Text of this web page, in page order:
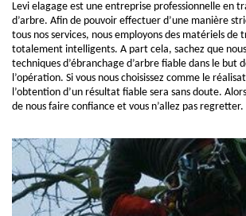
Levi elagage est une entreprise professionnelle en
d’arbre. Afin de pouvoir effectuer d’une manière
tous nos services, nous employons des matériels de
totalement intelligents. A part cela, sachez que
techniques d’ébranchage d’arbre fiable dans le but
l’opération. Si vous nous choisissez comme le
l’obtention d’un résultat fiable sera sans doute.
de nous faire confiance et vous n’allez pas regretter.